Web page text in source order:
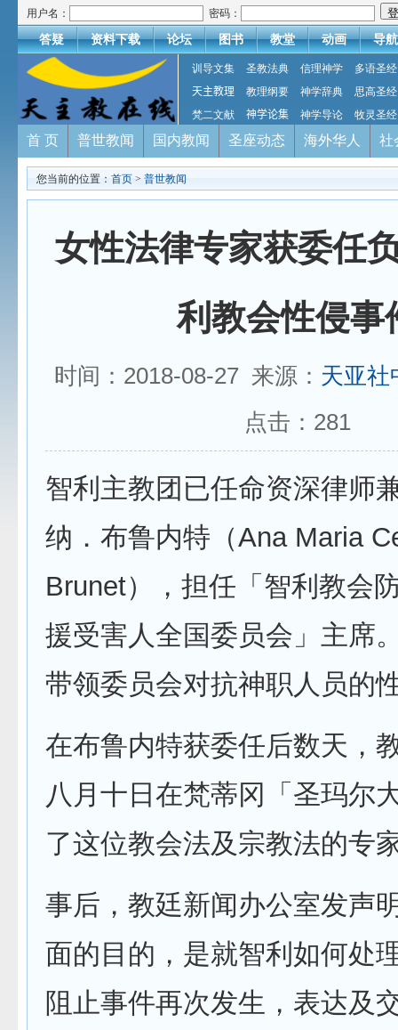
用户名： 密码：
答疑 资料下载 论坛 图书 教堂 动画 导航
训导文集 圣教法典 信理神学
多语圣经
天主教理
教理纲要 神学辞典
思高圣经
梵二文献
神学论集 神学导论 牧灵圣经
首 页 普世教闻 国内教闻 圣座动态 海外华人 社
您当前的位置： 首页 > 普世教闻
女性法律专家获委任
利教会性侵事
时间：2018-08-27 来源： 天亚社
点击： 281
智利主教团已任命资深律师
纳．布鲁内特（Ana Maria
Brunet），担任「智利教会
援受害人全国委员会」主席
带领委员会对抗神职人员的
在布鲁内特获委任后数天，
八月十日在梵蒂冈「圣玛尔
了这位教会法及宗教法的专
事后，教廷新闻办公室发声
面的目的，是就智利如何处
阻止事件再次发生，表达及